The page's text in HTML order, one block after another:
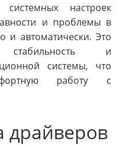
настроек
и проблемы в
и автоматически. Это
и
системы, что
работу с
драйверов